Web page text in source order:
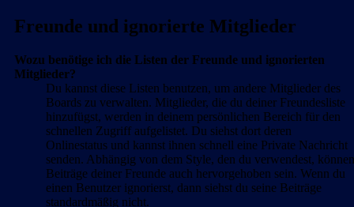
Freunde und ignorierte Mitglieder
Wozu benötige ich die Listen der Freunde und ignorierten
Mitglieder?
Du kannst diese Listen benutzen, um andere Mitglieder des
Boards zu verwalten. Mitglieder, die du deiner Freundesliste
hinzufügst, werden in deinem persönlichen Bereich für den
schnellen Zugriff aufgelistet. Du siehst dort deren
Onlinestatus und kannst ihnen schnell eine Private Nachricht
senden. Abhängig von dem Style, den du verwendest, können
Beiträge deiner Freunde auch hervorgehoben sein. Wenn du
einen Benutzer ignorierst, dann siehst du seine Beiträge
standardmäßig nicht.